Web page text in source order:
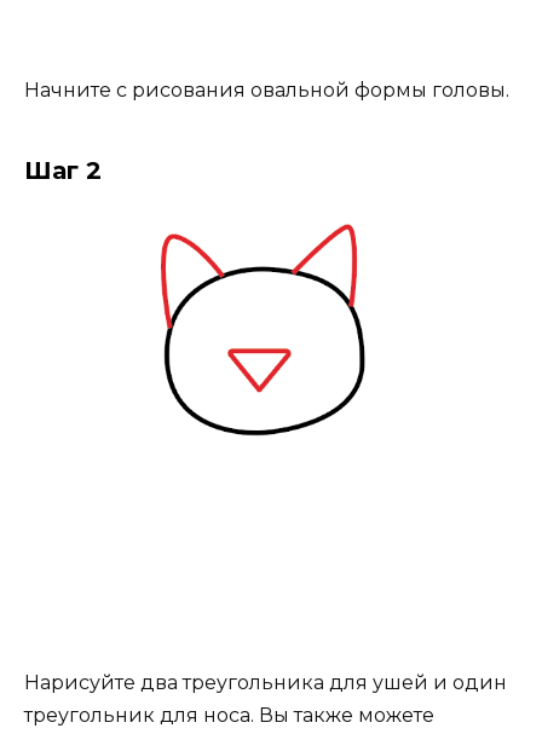
Начните с рисования овальной формы головы.
Шаг 2
Нарисуйте два треугольника для ушей и один
треугольник для носа. Вы также можете